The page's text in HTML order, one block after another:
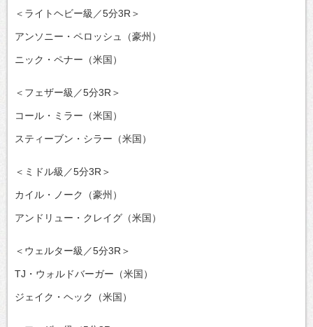
＜ライトヘビー級／5分3R＞
アンソニー・ペロッシュ（豪州）
ニック・ペナー（米国）
＜フェザー級／5分3R＞
コール・ミラー（米国）
スティーブン・シラー（米国）
＜ミドル級／5分3R＞
カイル・ノーク（豪州）
アンドリュー・クレイグ（米国）
＜ウェルター級／5分3R＞
TJ・ウォルドバーガー（米国）
ジェイク・ヘック（米国）